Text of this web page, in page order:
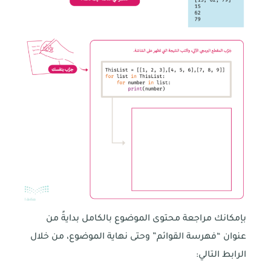
بإمكانك مراجعة محتوى الموضوع بالكامل بدايةً من
عنوان “فهرسة القوائم” وحتى نهاية الموضوع، من خلال
الرابط التالي: